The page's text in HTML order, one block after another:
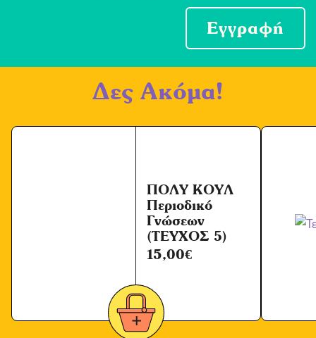
ή
ω
Εγγραφή
Δες Ακόμα!
ΠΟΛΥ ΚΟΥΛ
Περιοδικό
Γνώσεων
(ΤΕΥΧΟΣ 5)
15,00€